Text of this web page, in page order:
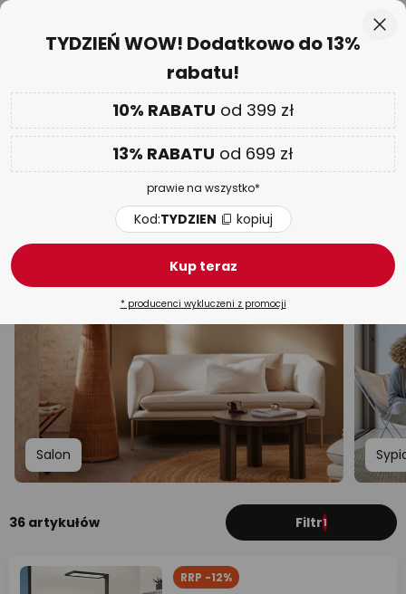
Przejdź
DODATKOWOnawet do 13% RABATU!
Kod: TYDZIEN kopiuj
TYDZIEŃ WOW| do -70%
Arcchio lampy stojące
LED Drewniane Materiałowe
Salon
36 artykułów Filtr1
RRP -12%
TYDZIEŃ WOW! Dodatkowo do 13%
rabatu!
10% RABATU od 399 zł
13% RABATU od 699 zł
prawie na wszystko*
Kod:TYDZIEN kopiuj
Kup teraz
* producenci wykluczeni z promocji